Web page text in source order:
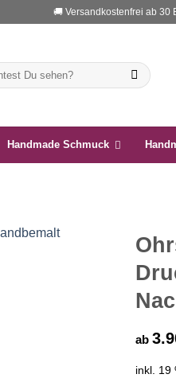
🚚 Versandkostenfrei ab 30
Handmade Schmuck
ab
inkl. 19